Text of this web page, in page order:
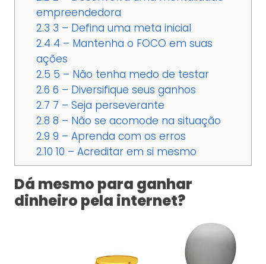
empreendedora
2.3 3 – Defina uma meta inicial
2.4 4 – Mantenha o FOCO em suas
ações
2.5 5 – Não tenha medo de testar
2.6 6 – Diversifique seus ganhos
2.7 7 – Seja perseverante
2.8 8 – Não se acomode na situação
2.9 9 – Aprenda com os erros
2.10 10 – Acreditar em si mesmo
Dá mesmo para ganhar
dinheiro pela internet?